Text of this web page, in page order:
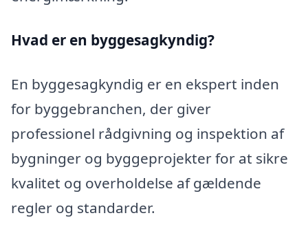
Hvad er en byggesagkyndig?
En byggesagkyndig er en ekspert inden
for byggebranchen, der giver
professionel rådgivning og inspektion af
bygninger og byggeprojekter for at sikre
kvalitet og overholdelse af gældende
regler og standarder.